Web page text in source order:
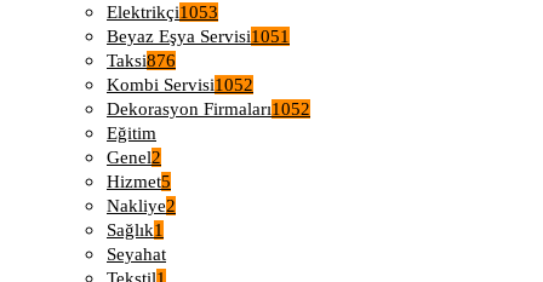
Elektrikçi1053
Beyaz Eşya Servisi1051
Taksi876
Kombi Servisi1052
Dekorasyon Firmaları1052
Eğitim
Genel2
Hizmet5
Nakliye2
Sağlık1
Seyahat